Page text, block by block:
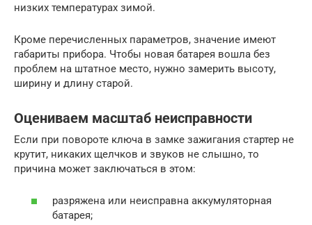
низких температурах зимой.
Кроме перечисленных параметров, значение имеют
габариты прибора. Чтобы новая батарея вошла без
проблем на штатное место, нужно замерить высоту,
ширину и длину старой.
Оцениваем масштаб неисправности
Если при повороте ключа в замке зажигания стартер не
крутит, никаких щелчков и звуков не слышно, то
причина может заключаться в этом:
разряжена или неисправна аккумуляторная
батарея;